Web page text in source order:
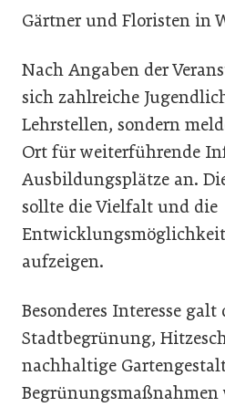
Gärtner und Floristen in
Nach Angaben der
sich zahlreiche
Lehrstellen, sondern
Ort für weiterführende
Ausbildungsplätze an.
sollte die Vielfalt und die
aufzeigen.
Besonderes Interesse galt
Stadtbegrünung,
nachhaltige
Begrünungsmaßnahmen